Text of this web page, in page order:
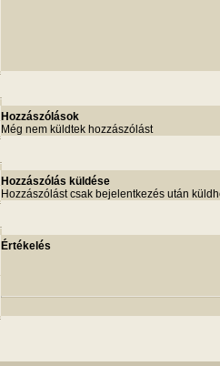
Hozzászólások
Még nem küldtek hozzászólást
Hozzászólás küldése
Hozzászólást csak bejelentkezés után
Értékelés